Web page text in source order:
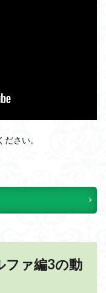
さい。
ファ編3の動